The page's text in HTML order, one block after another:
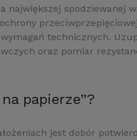
największej spodziewanej
technicznych.
oraz pomiar
papierze”?
jest dobór